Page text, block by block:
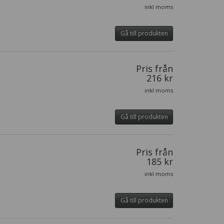
inkl moms
Gå till produkten
Pris från
216 kr
inkl moms
Gå till produkten
Pris från
185 kr
inkl moms
Gå till produkten